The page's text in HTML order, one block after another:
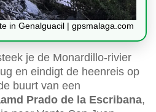
in Genalguacil | gpsmalaga.com
je de Monardillo-rivier
en eindigt de heenreis op
buurt van een
Prado de la Escribana,